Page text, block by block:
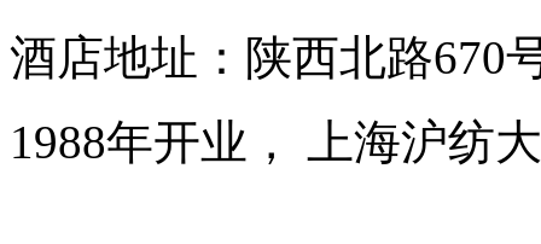
酒店地址：陕西北路670
1988年开业， 上海沪